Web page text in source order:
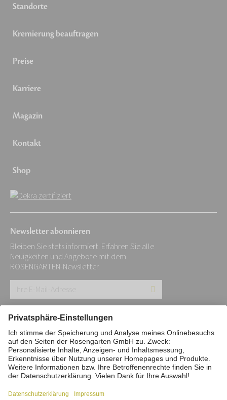
Standorte
Kremierung beauftragen
Preise
Karriere
Magazin
Kontakt
Shop
Newsletter abonnieren
Bleiben Sie stets informiert. Erfahren Sie alle
Neuigkeiten und Angebote mit dem
ROSENGARTEN-Newsletter.
E-
Mail-
Adresse:
*
Impressum Datenschutz
Stiftung
Interne Meldestelle
Zahlungsmittel
Barrierefreiheitserklärung
Vertrag widerrufen